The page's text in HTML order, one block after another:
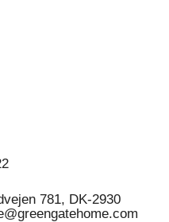
781, DK-2930